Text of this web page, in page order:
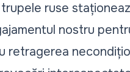
ruse
nostru
retragerea